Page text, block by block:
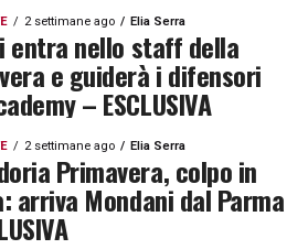
2 settimane ago Elia Serra
entra nello staff della
e guiderà i difensori
– ESCLUSIVA
2 settimane ago Elia Serra
Primavera, colpo in
arriva Mondani dal Parma